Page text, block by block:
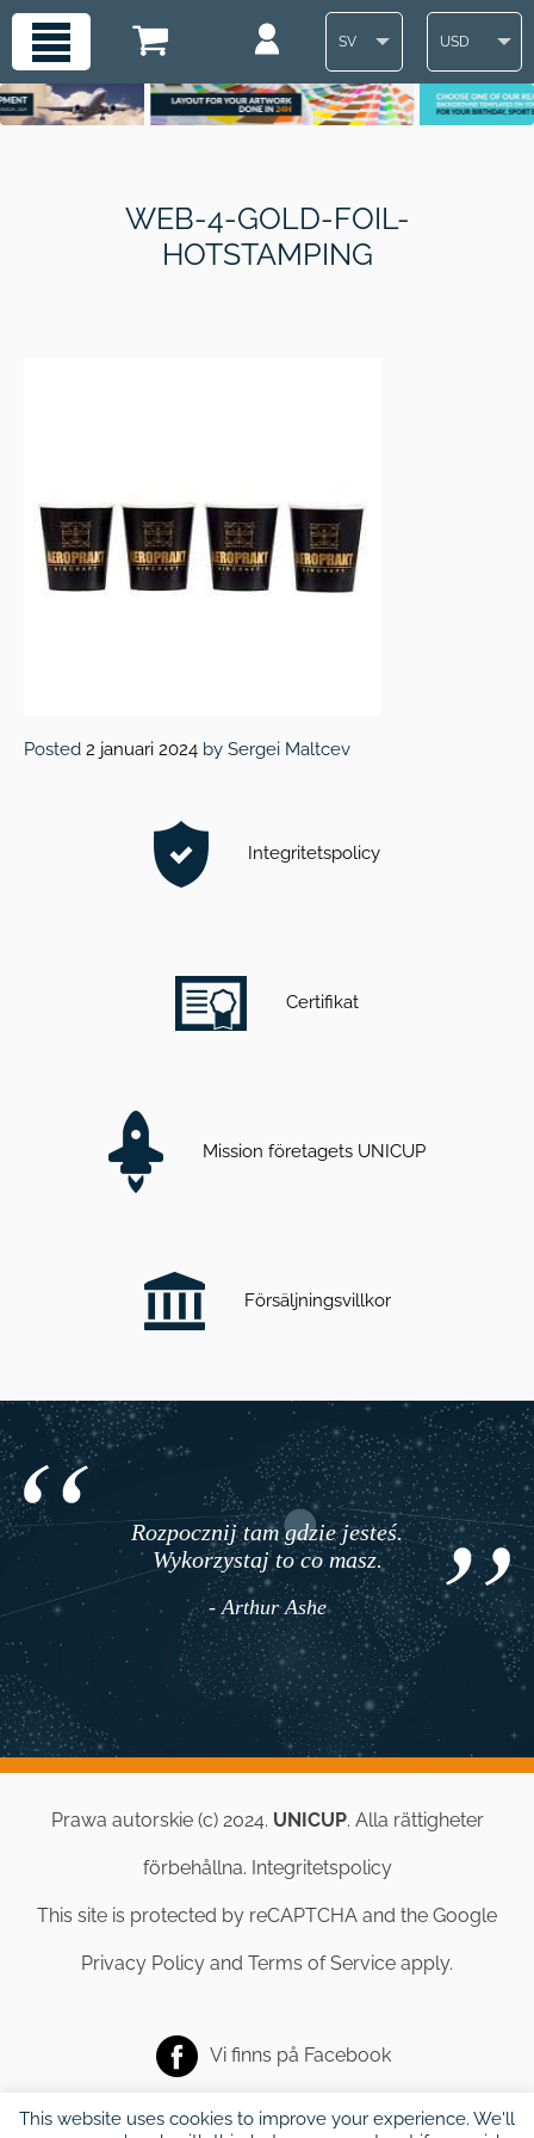
SV USD
WEB-4-GOLD-FOIL-
HOTSTAMPING
Posted 2 januari 2024 by Sergei Maltcev
Integritetspolicy
Certifikat
Mission företagets UNICUP
Försäljningsvillkor
Rozpocznij tam gdzie jesteś.
Wykorzystaj to co masz.
- Arthur Ashe
Prawa autorskie (c) 2024. UNICUP. Alla rättigheter
förbehållna. Integritetspolicy
This site is protected by reCAPTCHA and the Google
Privacy Policy and Terms of Service apply.
Vi finns på Facebook
This website uses cookies to improve your experience. We'll